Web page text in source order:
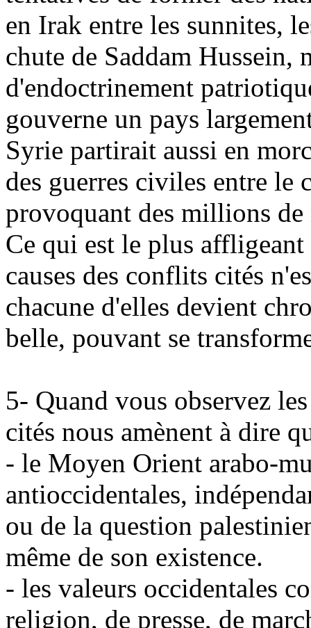
en Irak entre les sunnites,
chute de Saddam Hussein,
d'endoctrinement
gouverne un pays
Syrie partirait aussi en
des guerres civiles entre le
provoquant des millions
Ce qui est le plus
causes des conflits cités
chacune d'elles devient
belle, pouvant se
5- Quand vous observez
cités nous amènent à dire
- le Moyen Orient arabo-
antioccidentales,
ou de la question
même de son existence.
- les valeurs occidentales
religion, de presse, de